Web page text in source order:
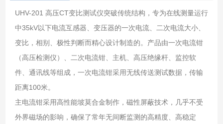
UHV-201 高压CT变比测试仪突破传统结构，专为在线测量运行
中35kV以下电流互感器、变压器的一次电流、二次电流大小、
变比，相别、极性判断而精心设计制造的。产品由一次电流钳
（高压检测仪）、二次电流钳、主机、高压绝缘杆、监控软
件、通讯线等组成，一次电流钳采用无线传送测试数据，传输
距离100米。
主电流钳采用高性能坡莫合金制作，磁性屏蔽技术，几乎不受
外界磁场的影响，确保了常年无间断监测的高精度、高稳定